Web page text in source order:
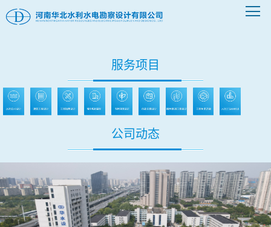
服务项目
公司动态